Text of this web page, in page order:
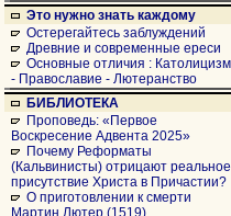
Это нужно знать каждому
Остерегайтесь заблуждений
Древние и современные ереси
Основные отличия : Католицизм
- Православие - Лютеранство
БИБЛИОТЕКА
Проповедь: «Первое
Воскресение Адвента 2025»
Почему Реформаты
(Кальвинисты) отрицают реальное
присутствие Христа в Причастии?
О приготовлении к смерти
Мартин Лютер (1519)